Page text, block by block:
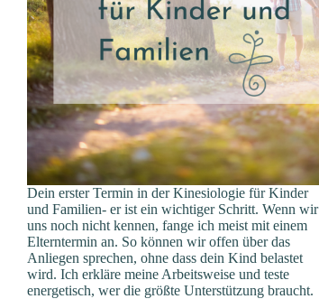
Dein erster Termin in der Kinesiologie für Kinder
und Familien- er ist ein wichtiger Schritt. Wenn wir
uns noch nicht kennen, fange ich meist mit einem
Elterntermin an. So können wir offen über das
Anliegen sprechen, ohne dass dein Kind belastet
wird. Ich erkläre meine Arbeitsweise und teste
energetisch, wer die größte Unterstützung braucht.